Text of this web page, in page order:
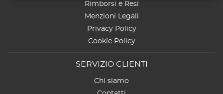
Rimborsi e Resi
Menzioni Legali
Privacy Policy
Cookie Policy
SERVIZIO CLIENTI
Chi siamo